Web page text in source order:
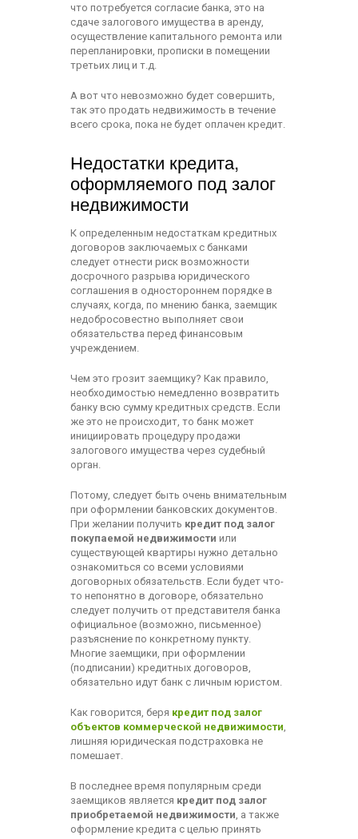
что потребуется согласие банка, это на
сдаче залогового имущества в аренду,
осуществление капитального ремонта или
перепланировки, прописки в помещении
третьих лиц и т.д.
А вот что невозможно будет совершить,
так это продать недвижимость в течение
всего срока, пока не будет оплачен кредит.
Недостатки кредита,
оформляемого под залог
недвижимости
К определенным недостаткам кредитных
договоров заключаемых с банками
следует отнести риск возможности
досрочного разрыва юридического
соглашения в одностороннем порядке в
случаях, когда, по мнению банка, заемщик
недобросовестно выполняет свои
обязательства перед финансовым
учреждением.
Чем это грозит заемщику? Как правило,
необходимостью немедленно возвратить
банку всю сумму кредитных средств. Если
же это не происходит, то банк может
инициировать процедуру продажи
залогового имущества через судебный
орган.
Потому, следует быть очень внимательным
при оформлении банковских документов.
При желании получить кредит под залог
покупаемой недвижимости или
существующей квартиры нужно детально
ознакомиться со всеми условиями
договорных обязательств. Если будет что-
то непонятно в договоре, обязательно
следует получить от представителя банка
официальное (возможно, письменное)
разъяснение по конкретному пункту.
Многие заемщики, при оформлении
(подписании) кредитных договоров,
обязательно идут банк с личным юристом.
Как говорится, беря кредит под залог
объектов коммерческой недвижимости
лишняя юридическая подстраховка не
помешает.
В последнее время популярным среди
заемщиков является кредит под залог
приобретаемой недвижимости , а также
оформление кредита с целью принять